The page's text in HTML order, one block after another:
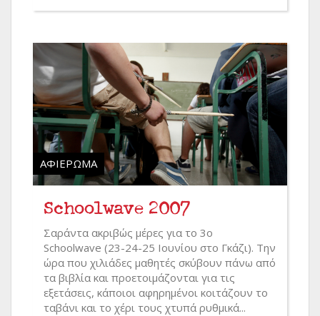
ΑΦΙΈΡΩΜΑ
Schoolwave 2007
Σαράντα ακριβώς μέρες για το 3ο
Schoolwave (23-24-25 Ιουνίου στο Γκάζι). Την
ώρα που χιλιάδες μαθητές σκύβουν πάνω από
τα βιβλία και προετοιμάζονται για τις
εξετάσεις, κάποιοι αφηρημένοι κοιτάζουν το
ταβάνι και το χέρι τους χτυπά ρυθμικά...